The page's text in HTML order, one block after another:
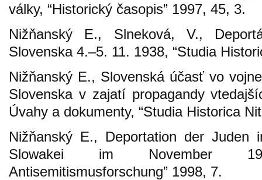
války, “Historický časopis” 1997, 45, 3.
Nižňanský E., Slneková, V.,
Slovenska 4.–5. 11. 1938, “Studia
Nižňanský E., Slovenská účasť vo
Slovenska v zajatí propagandy
Úvahy a dokumenty, “Studia Historica
Nižňanský E., Deportation der Juden
Slowakei im November
Antisemitismusforschung” 1998, 7.